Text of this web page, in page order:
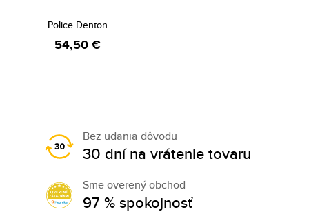
Police Denton
54,50 €
Bez udania dôvodu
30 dní na vrátenie tovaru
Sme overený obchod
97 % spokojnosť